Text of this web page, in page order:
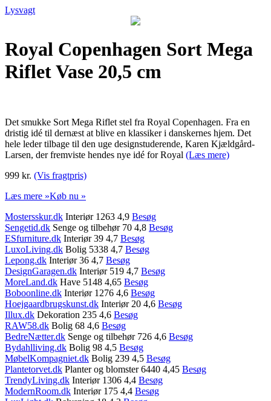
Lysvagt
Royal Copenhagen Sort Mega
Riflet Vase 20,5 cm
Det smukke Sort Mega Riflet stel fra Royal Copenhagen. Fra en
dristig idé til dernæst at blive en klassiker i danskernes hjem. Det
hele leder tilbage til den uge designstuderende, Karen Kjældgård-
Larsen, der fremviste hendes nye idé for Royal (Læs mere)
999 kr. (Vis fragtpris)
Læs mere »Køb nu »
Mostersskur.dk Interiør 1263 4,9 Besøg
Sengetid.dk Senge og tilbehør 70 4,8 Besøg
ESfurniture.dk Interiør 39 4,7 Besøg
LuxoLiving.dk Bolig 5338 4,7 Besøg
Lepong.dk Interiør 36 4,7 Besøg
DesignGaragen.dk Interiør 519 4,7 Besøg
MoreLand.dk Have 5148 4,65 Besøg
Boboonline.dk Interiør 1276 4,6 Besøg
Hoejgaardbrugskunst.dk Interiør 20 4,6 Besøg
Illux.dk Dekoration 235 4,6 Besøg
RAW58.dk Bolig 68 4,6 Besøg
BedreNætter.dk Senge og tilbehør 726 4,6 Besøg
Bydahlliving.dk Bolig 98 4,5 Besøg
MøbelKompagniet.dk Bolig 239 4,5 Besøg
Plantetorvet.dk Planter og blomster 6440 4,45 Besøg
TrendyLiving.dk Interiør 1306 4,4 Besøg
ModernRoom.dk Interiør 175 4,4 Besøg